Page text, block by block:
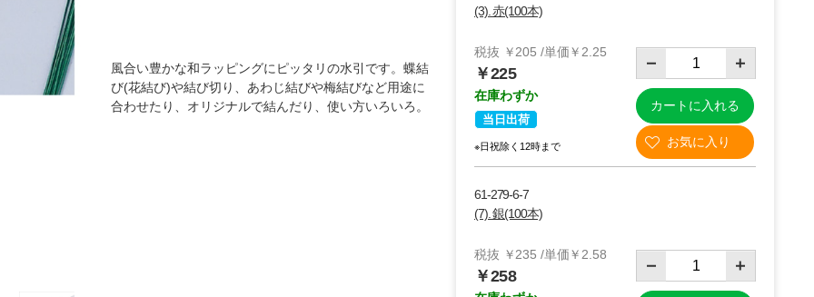
風合い豊かな和ラッピングにピッタリの水引です。蝶結
び(花結び)や結び切り、あわじ結びや梅結びなど用途に
合わせたり、オリジナルで結んだり、使い方いろいろ。
(3). 赤(100本)
税抜 ￥205 /単価￥2.25
￥225
在庫わずか
当日出荷
※日祝除く12時まで
カートに入れる
61-279-6-7
(7). 銀(100本)
税抜 ￥235 /単価￥2.58
￥258